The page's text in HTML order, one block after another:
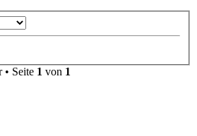
• Seite 1 von 1